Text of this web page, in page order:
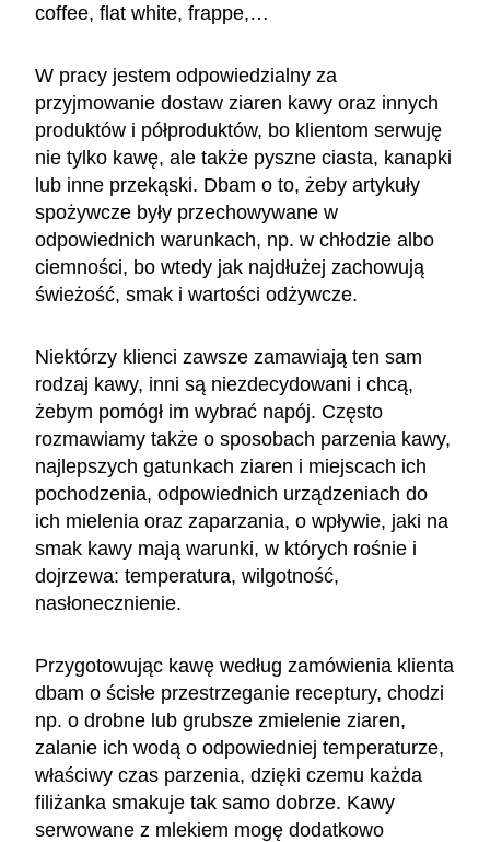
coffee, flat white, frappe,…
W pracy jestem odpowiedzialny za
przyjmowanie dostaw ziaren kawy oraz innych
produktów i półproduktów, bo klientom serwuję
nie tylko kawę, ale także pyszne ciasta, kanapki
lub inne przekąski. Dbam o to, żeby artykuły
spożywcze były przechowywane w
odpowiednich warunkach, np. w chłodzie albo
ciemności, bo wtedy jak najdłużej zachowują
świeżość, smak i wartości odżywcze.
Niektórzy klienci zawsze zamawiają ten sam
rodzaj kawy, inni są niezdecydowani i chcą,
żebym pomógł im wybrać napój. Często
rozmawiamy także o sposobach parzenia kawy,
najlepszych gatunkach ziaren i miejscach ich
pochodzenia, odpowiednich urządzeniach do
ich mielenia oraz zaparzania, o wpływie, jaki na
smak kawy mają warunki, w których rośnie i
dojrzewa: temperatura, wilgotność,
nasłonecznienie.
Przygotowując kawę według zamówienia klienta
dbam o ścisłe przestrzeganie receptury, chodzi
np. o drobne lub grubsze zmielenie ziaren,
zalanie ich wodą o odpowiedniej temperaturze,
właściwy czas parzenia, dzięki czemu każda
filiżanka smakuje tak samo dobrze. Kawy
serwowane z mlekiem mogę dodatkowo